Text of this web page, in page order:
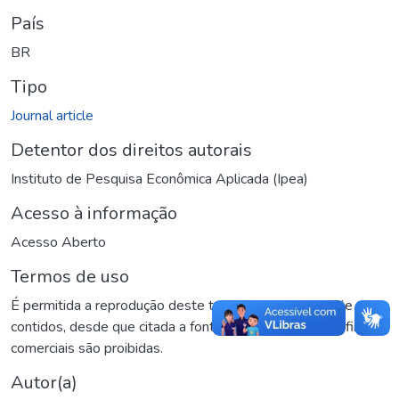
País
BR
Tipo
Journal article
Detentor dos direitos autorais
Instituto de Pesquisa Econômica Aplicada (Ipea)
Acesso à informação
Acesso Aberto
Termos de uso
É permitida a reprodução deste texto e dos dados nele
contidos, desde que citada a fonte. Reproduções para fins
comerciais são proibidas.
Autor(a)